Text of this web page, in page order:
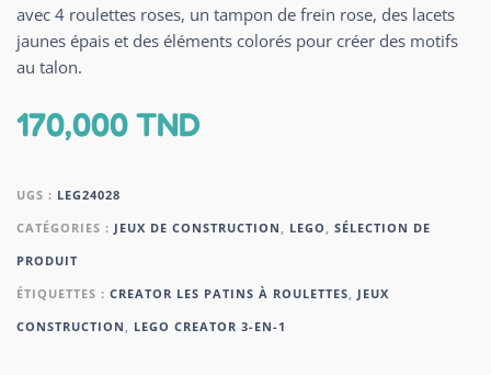
avec 4 roulettes roses, un tampon de frein rose, des lacets
jaunes épais et des éléments colorés pour créer des motifs
au talon.
170,000TND
UGS : LEG24028
CATÉGORIES : JEUX DE CONSTRUCTION LEGO
SÉLECTION DE
PRODUIT
ÉTIQUETTES : CREATOR LES PATINS À ROULETTES
JEUX
CONSTRUCTION
LEGO CREATOR 3-EN-1